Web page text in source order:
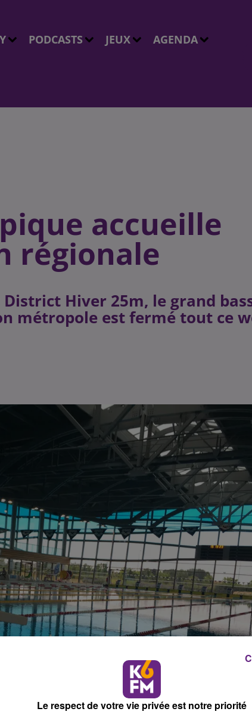
PODCASTS JEUX AGENDA
accueille
régionale
Hiver 25m, le grand
métropole est fermé tout ce
Le respect de votre vie privée est notre priorité